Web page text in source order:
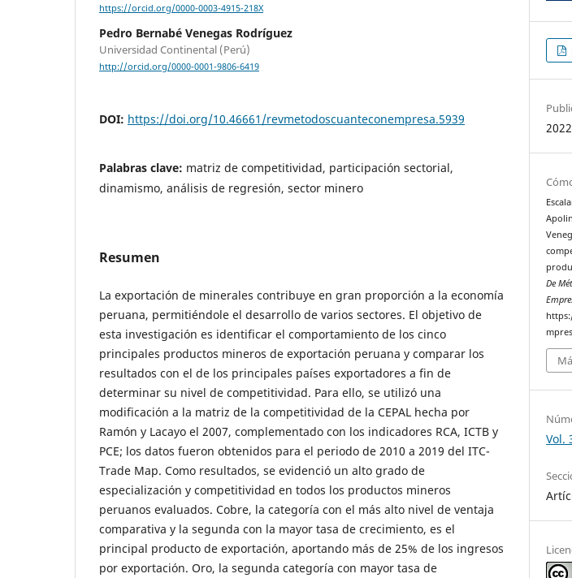
https://orcid.org/0000-0003-4915-218X
Pedro Bernabé Venegas Rodríguez
Universidad Continental (Perú)
http://orcid.org/0000-0001-9806-6419
DOI: https://doi.org/10.46661/revmetodoscuanteconempresa.5939
Palabras clave: matriz de competitividad, participación sectorial,
dinamismo, análisis de regresión, sector minero
Resumen
La exportación de minerales contribuye en gran proporción a la economía
peruana, permitiéndole el desarrollo de varios sectores. El objetivo de
esta investigación es identificar el comportamiento de los cinco
principales productos mineros de exportación peruana y comparar los
resultados con el de los principales países exportadores a fin de
determinar su nivel de competitividad. Para ello, se utilizó una
modificación a la matriz de la competitividad de la CEPAL hecha por
Ramón y Lacayo el 2007, complementado con los indicadores RCA, ICTB y
PCE; los datos fueron obtenidos para el periodo de 2010 a 2019 del ITC-
Trade Map. Como resultados, se evidenció un alto grado de
especialización y competitividad en todos los productos mineros
peruanos evaluados. Cobre, la categoría con el más alto nivel de ventaja
comparativa y la segunda con la mayor tasa de crecimiento, es el
principal producto de exportación, aportando más de 25% de los ingresos
por exportación. Oro, la segunda categoría con mayor tasa de
De
Vol.